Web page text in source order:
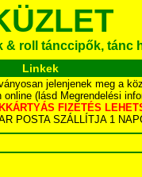
& roll tánccipők, tánc
Linkek
jelenjenek meg a
online (lásd Megrendelési
FIZETÉS
POSTA SZÁLLÍTJA 1